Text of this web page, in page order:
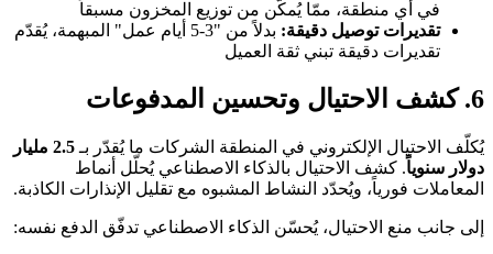
في أي منطقة، ممّا يُمكّن من توزيع المخزون مسبقاً
تقديرات توصيل دقيقة:
بدلاً من "3-5 أيام عمل" المبهمة، يُقدّم
تقديرات دقيقة تبني ثقة العميل
6. كشف الاحتيال وتحسين المدفوعات
يُكلّف الاحتيال الإلكتروني في المنطقة الشركات ما يُقدّر بـ
2.5 مليار
دولار سنوياً. كشف الاحتيال بالذكاء الاصطناعي يُحلّل أنماط
المعاملات فورياً، ويُحدّد النشاط المشبوه مع تقليل الإنذارات الكاذبة.
إلى جانب منع الاحتيال، يُحسّن الذكاء الاصطناعي تدفّق الدفع نفسه: